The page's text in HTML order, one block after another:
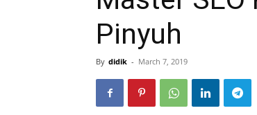
Pinyuh
By didik - March 7, 2019